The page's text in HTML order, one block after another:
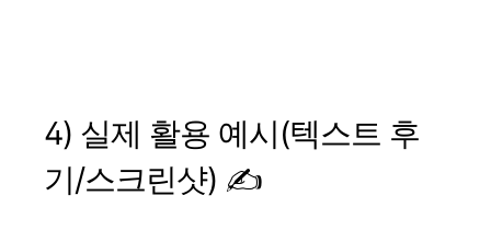
4) 실제 활용 예시(텍스트 후
기/스크린샷) ✍️